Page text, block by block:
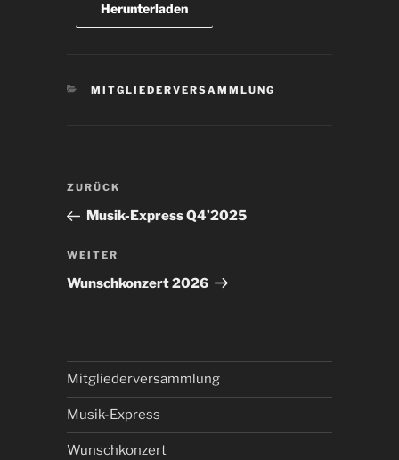
Herunterladen
KATEGORIEN
MITGLIEDERVERSAMMLUNG
Beitragsnavigation
Vorheriger
Beitrag
ZURÜCK
Musik-Express Q4’2025
Nächster
Beitrag
WEITER
Wunschkonzert 2026
Mitgliederversammlung
Musik-Express
Wunschkonzert